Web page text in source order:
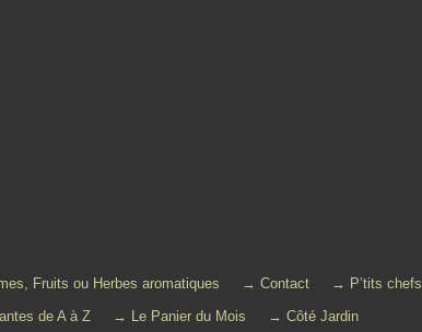
Fruits ou Herbes aromatiques → Contact → P’tits chefs
de A à Z → Le Panier du Mois → Côté Jardin